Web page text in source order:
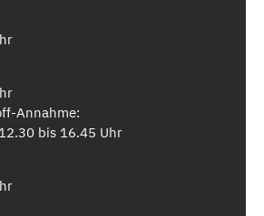
Annahme:
bis 16.45 Uhr